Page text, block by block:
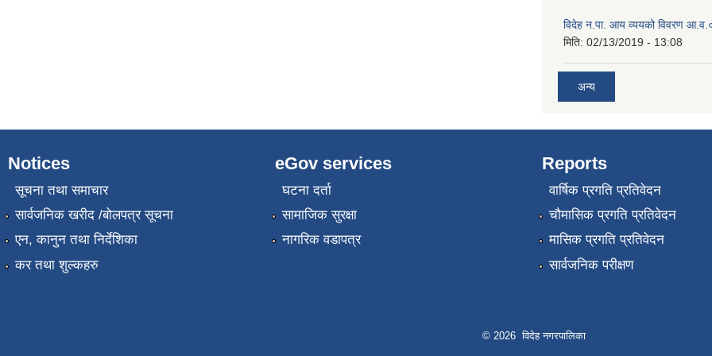
विदेह न.पा. आय व्ययको विवरण
मिति: 02/13/2019 - 13:08
अन्य
Notices
सूचना तथा समाचार
सार्वजनिक खरीद /बोलपत्र सूचना
एन, कानुन तथा निर्देशिका
कर तथा शुल्कहरु
eGov services
घटना दर्ता
सामाजिक सुरक्षा
नागरिक वडापत्र
Reports
वार्षिक प्रगति प्रतिवेदन
चौमासिक प्रगति प्रतिवेदन
मासिक प्रगति प्रतिवेदन
सार्वजनिक परीक्षण
© 2026 विदेह नगरपालिका